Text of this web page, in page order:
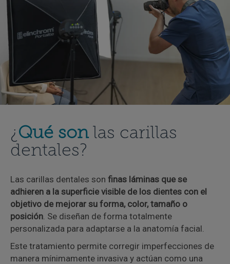
¿ Qué sonlas carillas
dentales?
Las carillas dentales son finas láminas que se
adhieren a la superficie visible de los dientes con el
objetivo de mejorar su forma, color, tamaño o
posición. Se diseñan de forma totalmente
personalizada para adaptarse a la anatomía facial.
Este tratamiento permite corregir imperfecciones de
manera mínimamente invasiva y actúan como una